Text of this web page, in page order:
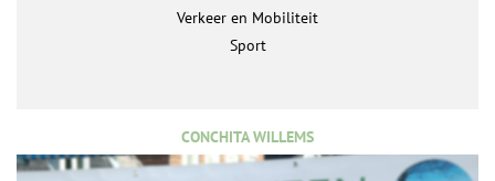
Verkeer en Mobiliteit
Sport
CONCHITA WILLEMS